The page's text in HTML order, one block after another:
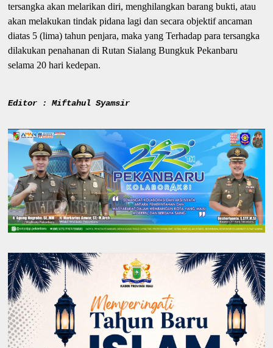
tersangka akan melarikan diri, menghilangkan barang bukti, atau
akan melakukan tindak pidana lagi dan secara objektif ancaman
diatas 5 (lima) tahun penjara, maka yang Terhadap para tersangka
dilakukan penahanan di Rutan Sialang Bungkuk Pekanbaru
selama 20 hari kedepan.
Editor : Miftahul Syamsir